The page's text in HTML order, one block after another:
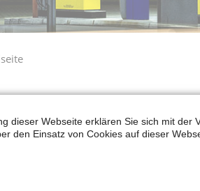
–
dieser Webseite erklären Sie sich mit der
den Einsatz von Cookies auf dieser